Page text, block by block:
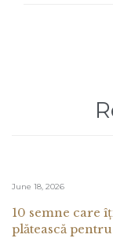
June 18, 2026
10 semne care
plătească